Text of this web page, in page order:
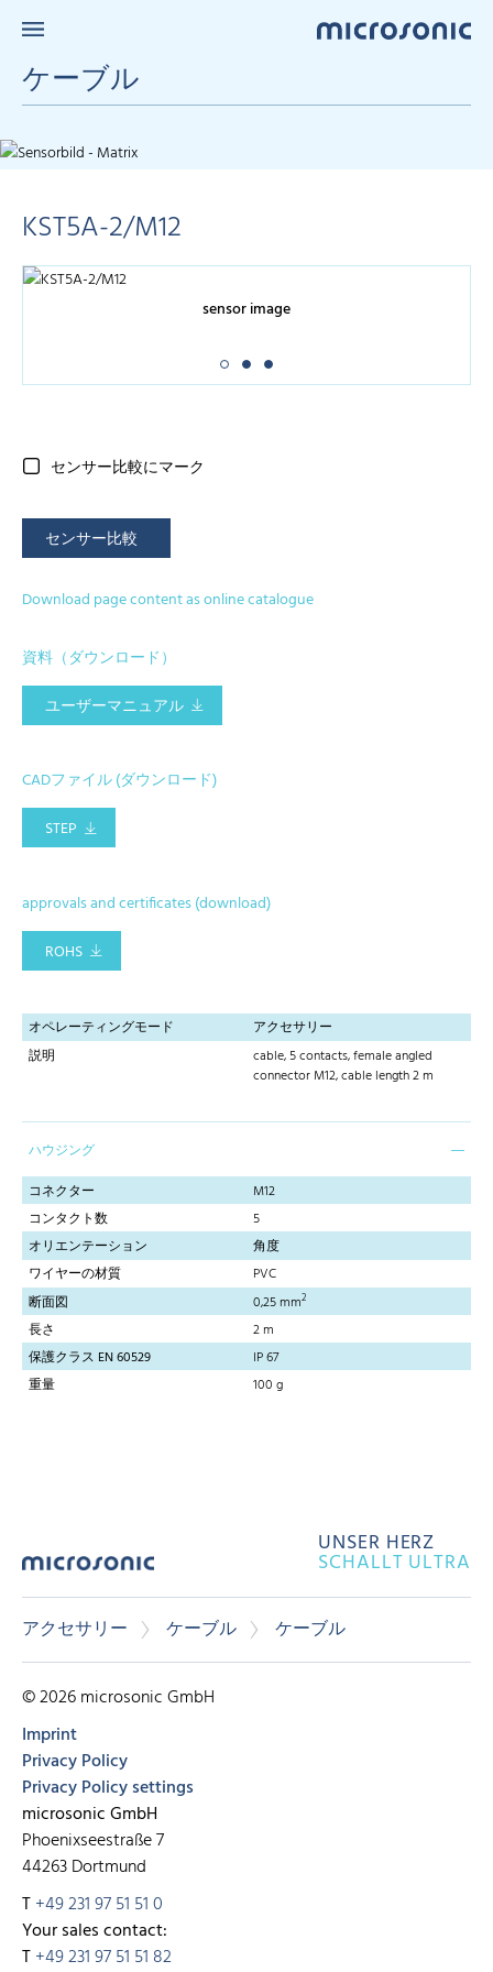
ケーブル
KST5A-2/M12
sensor image
センサー比較にマーク
センサー比較
Download page content as online catalogue
資料（ダウンロード）
ユーザーマニュアル
CADファイル (ダウンロード)
STEP
approvals and certificates (download)
ROHS
オペレーティングモード
アクセサリー
説明
cable, 5 contacts, female angled
connector M12, cable length 2 m
ハウジング
コネクター
M12
コンタクト数
5
オリエンテーション
角度
ワイヤーの材質
PVC
断面図
0,25 mm2
長さ
2 m
保護クラス EN 60529
IP 67
重量
100 g
UNSER HERZ
SCHALLT ULTRA
アクセサリー ケーブル ケーブル
© 2026 microsonic GmbH
Imprint
Privacy Policy
Privacy Policy settings
microsonic GmbH
Phoenixseestraße 7
44263 Dortmund
T+49 231 97 51 51 0
Your sales contact:
T+49 231 97 51 51 82